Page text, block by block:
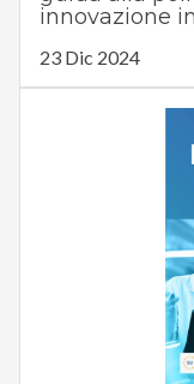
innovazione
23 Dic 2024